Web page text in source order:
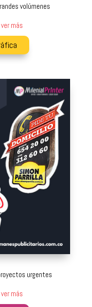
volúmenes
más
urgentes
más